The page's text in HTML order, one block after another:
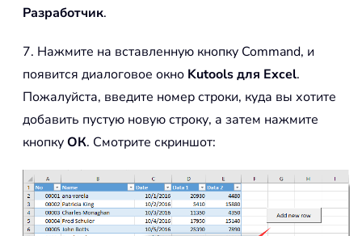
Разработчик.
7. Нажмите на вставленную кнопку Command, и
появится диалоговое окно Kutools для Excel.
Пожалуйста, введите номер строки, куда вы хотите
добавить пустую новую строку, а затем нажмите
кнопкуОК. Смотрите скриншот: